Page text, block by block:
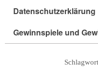
Datenschutzerklärung
Gewinnspiele und